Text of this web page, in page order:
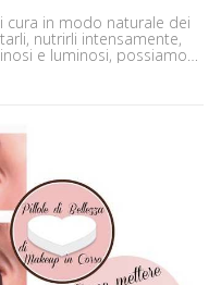
cura in modo naturale dei
nutrirli intensamente,
e luminosi, possiamo
facilmente reperibile
L’amido di mais o